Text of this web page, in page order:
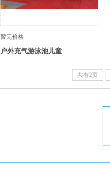
暂无价格
户外充气游泳池儿童
共有2页